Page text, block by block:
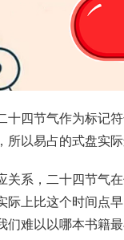
十四节气作为标记
所以易占的式盘实
关系，二十四节气
际上比这个时间点
们难以以哪本书籍